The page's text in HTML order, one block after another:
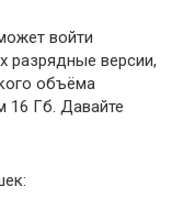
войти
разрядные версии,
объёма
16 Гб. Давайте